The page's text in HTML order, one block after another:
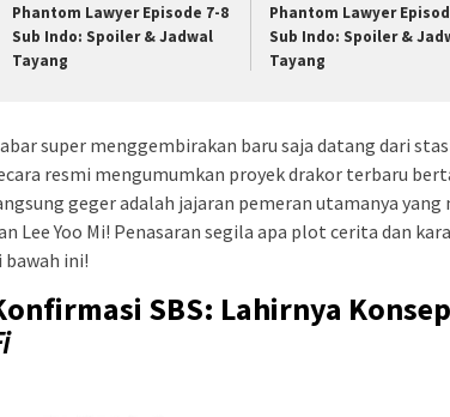
Phantom Lawyer Episode 7-8
Sub Indo: Spoiler & Jadwal
Tayang
Phantom Lawyer
Sub Indo: Spoiler &
Tayang
super menggembirakan baru saja datang dari
resmi mengumumkan proyek drakor terbaru
geger adalah jajaran pemeran utamanya
Lee Yoo Mi! Penasaran segila apa plot cerita dan
bawah ini!
SBS: Lahirnya Konsep